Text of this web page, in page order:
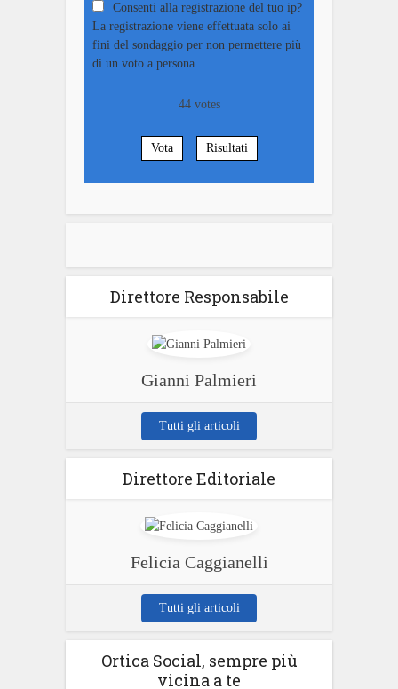
Consenti alla registrazione del tuo ip?
La registrazione viene effettuata solo ai
fini del sondaggio per non permettere più
di un voto a persona.
44votes
Vota Risultati
Direttore Responsabile
Gianni Palmieri
Tutti gli articoli
Direttore Editoriale
Felicia Caggianelli
Tutti gli articoli
Ortica Social, sempre più
vicina a te